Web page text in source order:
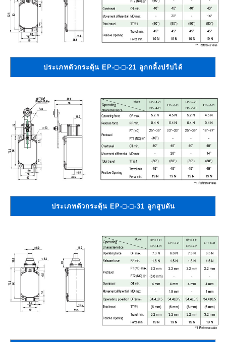
ประเภทตัวกระตุ้น EP-□-□-21 ลูกกลิ้งปรับได้
ประเภทตัวกระตุ้น EP-□-□-31 ลูกสูบดัน